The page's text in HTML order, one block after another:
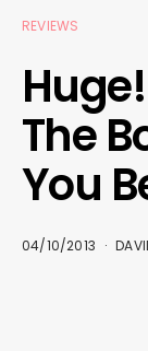
REVIEWS
The
You
04/10/2013